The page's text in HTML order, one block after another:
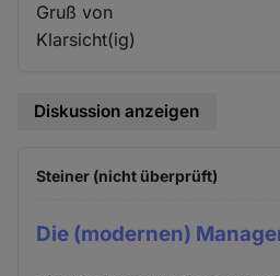
Gruß von
Klarsicht(ig)
Diskussion anzeigen
Steiner (nicht überprüft)
Die (modernen)